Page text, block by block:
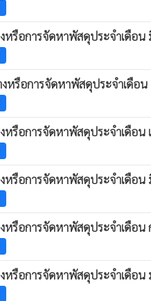
หรือการจัดหาพัสดุประจำเดือ
หรือการจัดหาพัสดุประจำเดือ
หรือการจัดหาพัสดุประจำเดือน
หรือการจัดหาพัสดุประจำเดือ
หรือการจัดหาพัสดุประจำเดือ
หรือการจัดหาพัสดุประจำเดือน